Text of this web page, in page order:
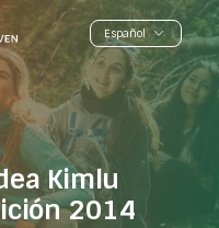
Kimlu
2014